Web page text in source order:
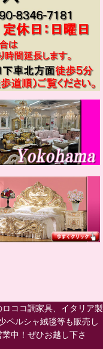
ココ調家具、イタリア製
ペルシャ絨毯等も販売し
中！ぜひお越し下さ